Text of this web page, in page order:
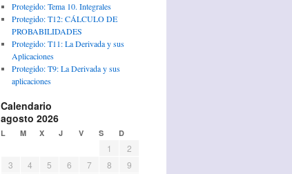
Protegido: Tema 10. Integrales
Protegido: T12: CÁLCULO DE
PROBABILIDADES
Protegido: T11: La Derivada y sus
Aplicaciones
Protegido: T9: La Derivada y sus
aplicaciones
Calendario
agosto 2026
L M X J V S D
1
2
3
4 5 6 7 8
9